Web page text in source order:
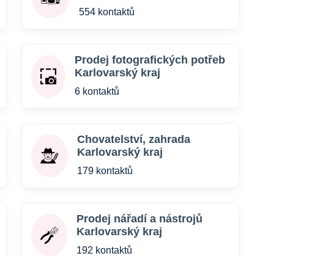
554 kontaktů
Prodej fotografických potřeb
Karlovarský kraj
6 kontaktů
Chovatelství, zahrada
Karlovarský kraj
179 kontaktů
Prodej nářadí a nástrojů
Karlovarský kraj
192 kontaktů